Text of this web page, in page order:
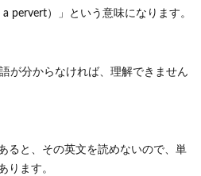
pervert）」という意味になります。
が分からなければ、理解できません
ると、その英文を読めないので、単
ります。